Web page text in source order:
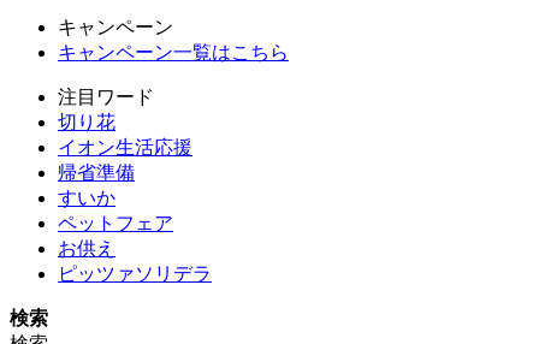
キャンペーン
キャンペーン一覧はこちら
注目ワード
切り花
イオン生活応援
帰省準備
すいか
ペットフェア
お供え
ピッツァソリデラ
検索